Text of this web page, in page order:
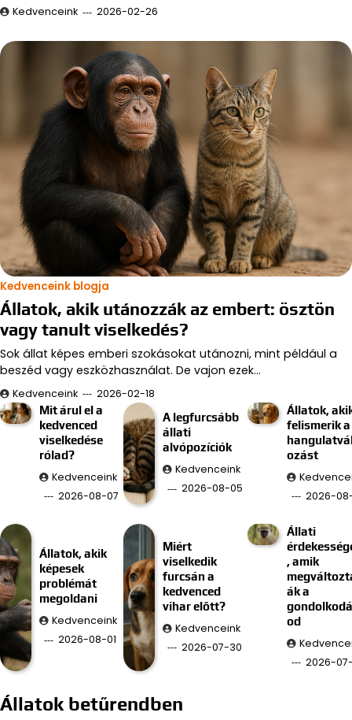
Kedvenceink 2026-02-26
Kedvenceink blogja
Állatok, akik utánozzák az embert: ösztön
vagy tanult viselkedés?
Sok állat képes emberi szokásokat utánozni, mint például a
beszéd vagy eszközhasználat. De vajon ezek…
Kedvenceink
2026-02-18
Mit árul el a
kedvenced
viselkedése
rólad?
Kedvenceink
2026-08-07
A legfurcsább
állati
alvópozíciók
Kedvenceink
2026-08-05
Állatok,
felismerik a
ozást
2026-
Állatok, akik
képesek
problémát
megoldani
Kedvenceink
2026-08-01
Miért
viselkedik
furcsán a
kedvenced
vihar előtt?
Kedvenceink
2026-07-30
Állati
, amik
ák a
od
2026-
Állatok betűrendben